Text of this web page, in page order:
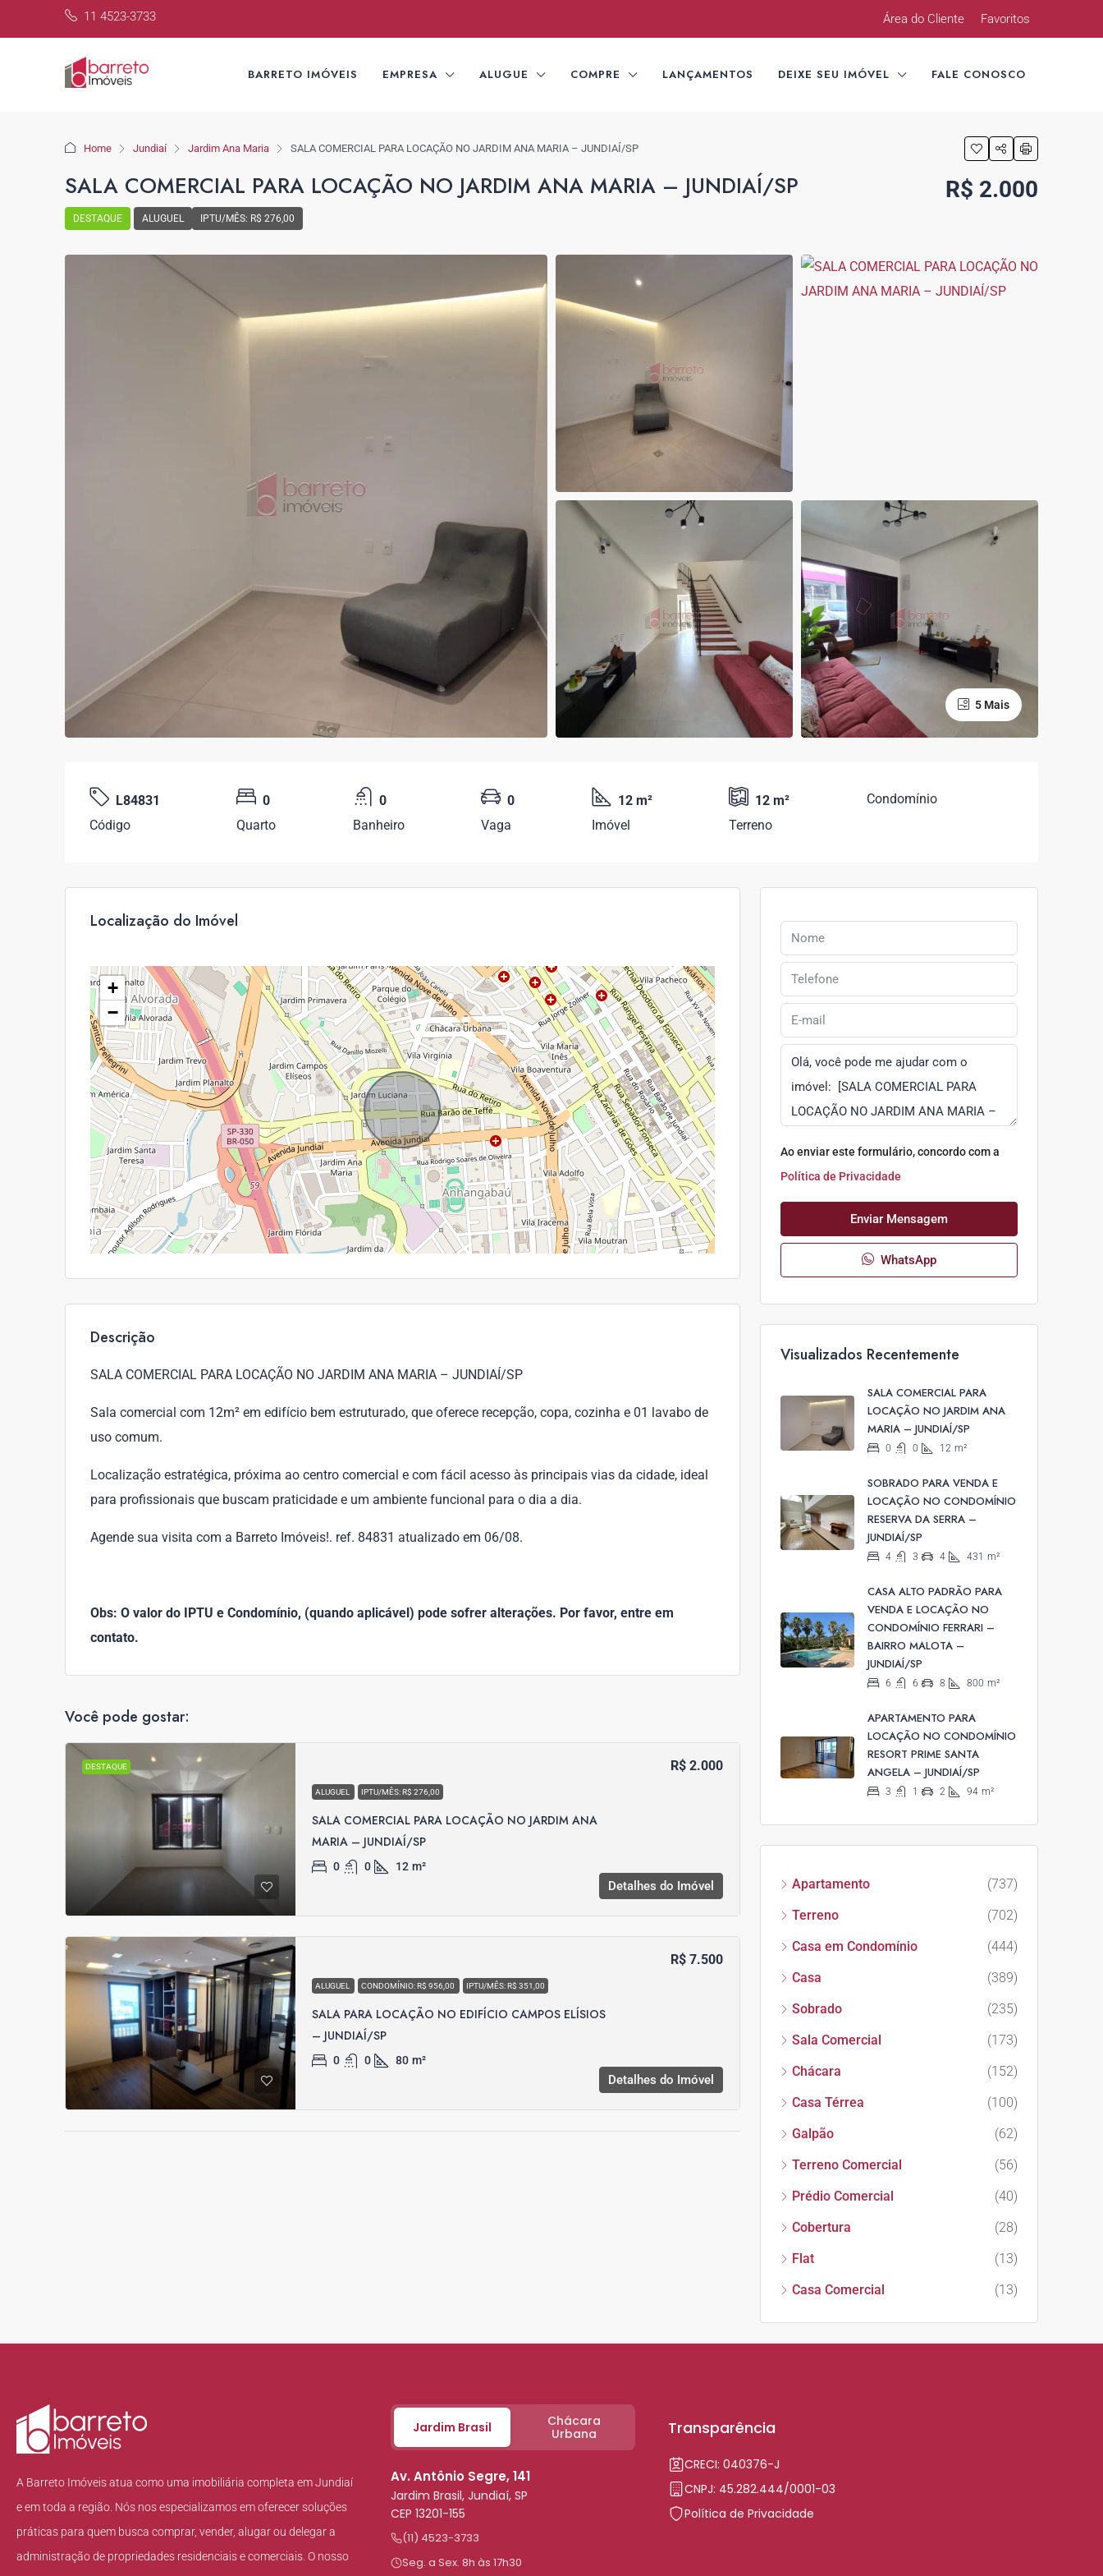
11 4523-3733 Área do Cliente Favoritos
BARRETO IMÓVEIS EMPRESA ALUGUE COMPRE LANÇAMENTOS DEIXE SEU IMÓVEL FALE CONOSCO
Home Jundiaí Jardim Ana Maria SALA COMERCIAL PARA LOCAÇÃO NO JARDIM ANA MARIA – JUNDIAÍ/SP
SALA COMERCIAL PARA LOCAÇÃO NO JARDIM ANA MARIA – JUNDIAÍ/SP
DESTAQUE ALUGUEL IPTU/MÊS: R$ 276,00
R$ 2.000
5 Mais
L84831
Código
0
Quarto
0
Banheiro
0
Vaga
12 m²
Imóvel
12 m²
Terreno
Condomínio
Localização do Imóvel
+
−
Descrição
SALA COMERCIAL PARA LOCAÇÃO NO JARDIM ANA MARIA – JUNDIAÍ/SP
Sala comercial com 12m² em edifício bem estruturado, que oferece recepção, copa, cozinha e 01 lavabo de
uso comum.
Localização estratégica, próxima ao centro comercial e com fácil acesso às principais vias da cidade, ideal
para profissionais que buscam praticidade e um ambiente funcional para o dia a dia.
Agende sua visita com a Barreto Imóveis!. ref. 84831 atualizado em 06/08.
Obs: O valor do IPTU e Condomínio, (quando aplicável) pode sofrer alterações. Por favor, entre em
contato.
Você pode gostar:
DESTAQUE
ALUGUEL IPTU/MÊS: R$ 276,00
SALA COMERCIAL PARA LOCAÇÃO NO JARDIM ANA
MARIA – JUNDIAÍ/SP
R$ 2.000
0 0 12 m²
Detalhes do Imóvel
ALUGUEL CONDOMÍNIO: R$ 956,00 IPTU/MÊS: R$ 351,00
SALA PARA LOCAÇÃO NO EDIFÍCIO CAMPOS ELÍSIOS
– JUNDIAÍ/SP
R$ 7.500
0 0 80 m²
Detalhes do Imóvel
Ao enviar este formulário, concordo com a
Política de Privacidade
Enviar Mensagem
WhatsApp
Visualizados Recentemente
SALA COMERCIAL PARA
LOCAÇÃO NO JARDIM ANA
MARIA – JUNDIAÍ/SP
0 0 12 m²
SOBRADO PARA VENDA E
LOCAÇÃO NO CONDOMÍNIO
RESERVA DA SERRA –
JUNDIAÍ/SP
4 3 4 431 m²
CASA ALTO PADRÃO PARA
VENDA E LOCAÇÃO NO
CONDOMÍNIO FERRARI –
BAIRRO MALOTA –
JUNDIAÍ/SP
6 6 8 800 m²
APARTAMENTO PARA
LOCAÇÃO NO CONDOMÍNIO
RESORT PRIME SANTA
ANGELA – JUNDIAÍ/SP
3 1 2 94 m²
Apartamento
(737)
Terreno
(702)
Casa em Condomínio
(444)
Casa
(389)
Sobrado
(235)
Sala Comercial
(173)
Chácara
(152)
Casa Térrea
(100)
Galpão
(62)
Terreno Comercial
(56)
Prédio Comercial
(40)
Cobertura
(28)
Flat
(13)
Casa Comercial
(13)
A Barreto Imóveis atua como uma imobiliária completa em Jundiaí
e em toda a região. Nós nos especializamos em oferecer soluções
práticas para quem busca comprar, vender, alugar ou delegar a
administração de propriedades residenciais e comerciais. O nosso
Jardim Brasil
Chácara
Urbana
Av. Antônio Segre, 141
Jardim Brasil, Jundiaí, SP
CEP 13201-155
(11) 4523-3733
Seg. a Sex. 8h às 17h30
Transparência
CRECI: 040376-J
CNPJ: 45.282.444/0001-03
Política de Privacidade